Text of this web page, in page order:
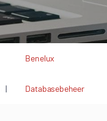
Benelux
Databasebeheer